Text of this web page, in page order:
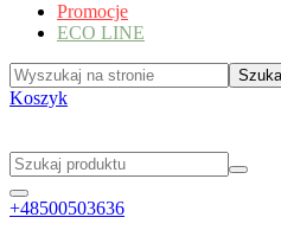
Promocje
ECO LINE
Koszyk
+48500503636